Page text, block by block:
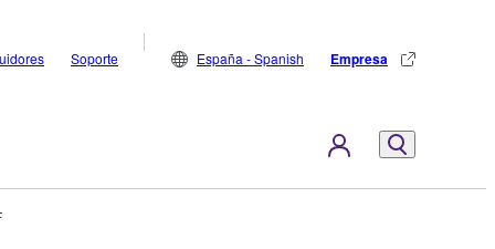
Soporte España - Spanish Empresa